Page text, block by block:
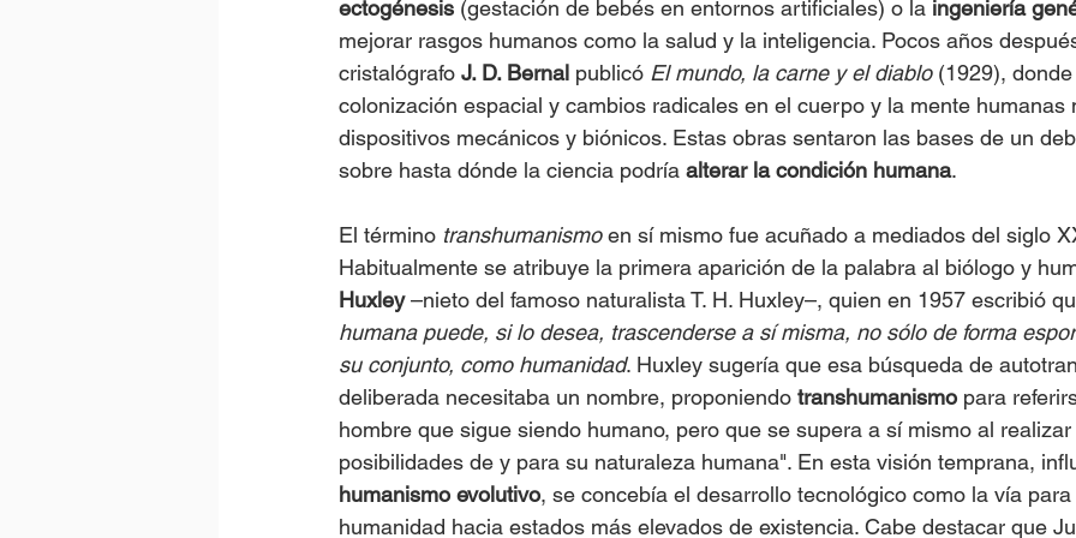
ectogénesis (gestación de bebés en entornos artificiales) o la ingeniería
mejorar rasgos humanos como la salud y la inteligencia. Pocos años
cristalógrafo J. D. Bernal publicó El mundo, la carne y el diablo (1929),
colonización espacial y cambios radicales en el cuerpo y la mente
dispositivos mecánicos y biónicos. Estas obras sentaron las bases de un
sobre hasta dónde la ciencia podría alterar la condición humana.
El término transhumanismo en sí mismo fue acuñado a mediados del siglo
Habitualmente se atribuye la primera aparición de la palabra al biólogo y
Huxley –nieto del famoso naturalista T. H. Huxley–, quien en 1957 escribió
humana puede, si lo desea, trascenderse a sí misma, no sólo de forma
su conjunto, como humanidad. Huxley sugería que esa búsqueda de
deliberada necesitaba un nombre, proponiendo transhumanismo para
hombre que sigue siendo humano, pero que se supera a sí mismo al
posibilidades de y para su naturaleza humana". En esta visión temprana,
humanismo evolutivo, se concebía el desarrollo tecnológico como la vía
humanidad hacia estados más elevados de existencia. Cabe destacar que